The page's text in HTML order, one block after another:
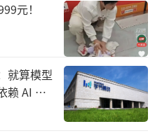
元！
就算模型
赖 AI 蒸